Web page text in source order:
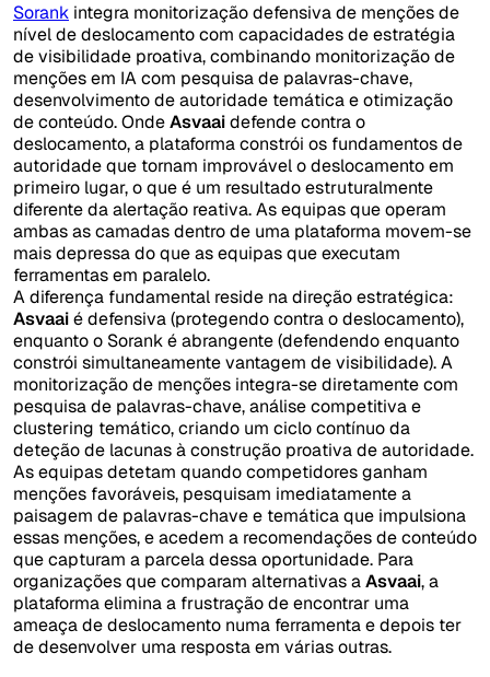
Sorank integra monitorização defensiva de menções de
nível de deslocamento com capacidades de estratégia
de visibilidade proativa, combinando monitorização de
menções em IA com pesquisa de palavras-chave,
desenvolvimento de autoridade temática e otimização
de conteúdo. OndeAsvaaidefende contra o
deslocamento, a plataforma constrói os fundamentos de
autoridade que tornam improvável o deslocamento em
primeiro lugar, o que é um resultado estruturalmente
diferente da alertação reativa. As equipas que operam
ambas as camadas dentro de uma plataforma movem-se
mais depressa do que as equipas que executam
ferramentas em paralelo.
A diferença fundamental reside na direção estratégica:
Asvaaié defensiva (protegendo contra o deslocamento),
enquanto o Sorank é abrangente (defendendo enquanto
constrói simultaneamente vantagem de visibilidade). A
monitorização de menções integra-se diretamente com
pesquisa de palavras-chave, análise competitiva e
clustering temático, criando um ciclo contínuo da
deteção de lacunas à construção proativa de autoridade.
As equipas detetam quando competidores ganham
menções favoráveis, pesquisam imediatamente a
paisagem de palavras-chave e temática que impulsiona
essas menções, e acedem a recomendações de conteúdo
que capturam a parcela dessa oportunidade. Para
organizações que comparam alternativas aAsvaai, a
plataforma elimina a frustração de encontrar uma
ameaça de deslocamento numa ferramenta e depois ter
de desenvolver uma resposta em várias outras.